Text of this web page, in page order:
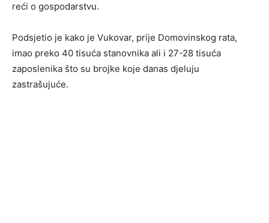
reći o gospodarstvu.
Podsjetio je kako je Vukovar, prije Domovinskog rata,
imao preko 40 tisuća stanovnika ali i 27-28 tisuća
zaposlenika što su brojke koje danas djeluju
zastrašujuće.